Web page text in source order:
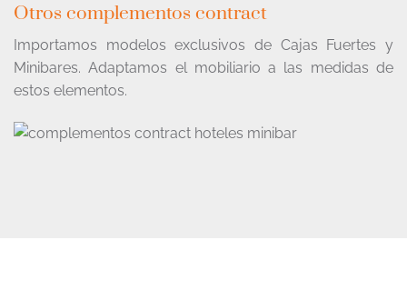
Otros complementos contract
Importamos modelos exclusivos de Cajas Fuertes y
Minibares. Adaptamos el mobiliario a las medidas de
estos elementos.